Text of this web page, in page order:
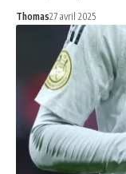
Thomas27 avril 2025